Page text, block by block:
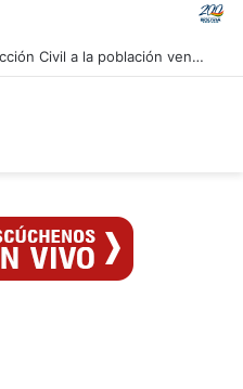
Recomendaciones de Protección Civil a la población venezolana ante fenómeno climatológico «El Niño»